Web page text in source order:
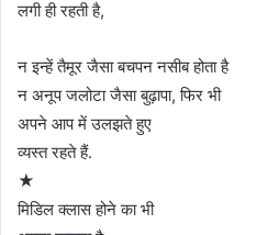
लगी ही रहती है,
न इन्हें तैमूर जैसा बचपन नसीब होता है
न अनूप जलोटा जैसा बुढ़ापा, फिर भी
अपने आप में उलझते हुए
व्यस्त रहते हैं.
★
मिडिल क्लास होने का भी